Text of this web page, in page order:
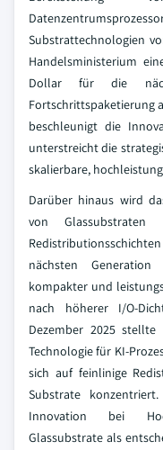
Substrattechnologien
Handelsministerium
Dollar für die
Fortschrittspaketierung
beschleunigt die
unterstreicht die
skalierbare,
Darüber hinaus wird
von Glassubstraten
nächsten
kompakter und
nach höherer I/O-
Dezember 2025 stellte
Technologie für KI-
sich auf feinlinige
Substrate
Innovation bei
Glassubstrate als